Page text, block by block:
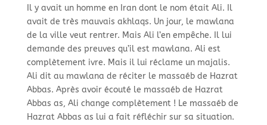
Il y avait un homme en Iran dont le nom était Ali. Il
avait de très mauvais akhlaqs. Un jour, le mawlana
de la ville veut rentrer. Mais Ali l’en empêche. Il lui
demande des preuves qu’il est mawlana. Ali est
complètement ivre. Mais il lui réclame un majalis.
Ali dit au mawlana de réciter le massaéb de Hazrat
Abbas. Après avoir écouté le massaéb de Hazrat
Abbas as, Ali change complètement ! Le massaéb de
Hazrat Abbas as lui a fait réfléchir sur sa situation.